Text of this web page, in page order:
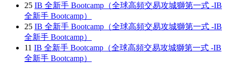
25 IB 全新手 Bootcamp（全球高頻交易攻城獅第一式 -IB
全新手 Bootcamp）
25 IB 全新手 Bootcamp（全球高頻交易攻城獅第一式 -IB
全新手 Bootcamp）
11 IB 全新手 Bootcamp（全球高頻交易攻城獅第一式 -IB
全新手 Bootcamp）